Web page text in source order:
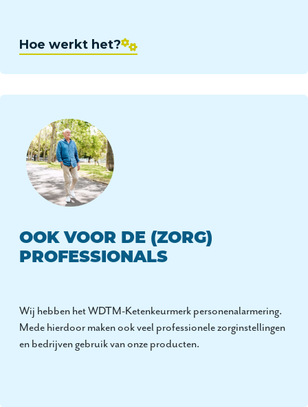
Hoe werkt het?
OOK VOOR DE (ZORG)
PROFESSIONALS
Wij hebben het WDTM-Ketenkeurmerk personenalarmering.
Mede hierdoor maken ook veel professionele zorginstellingen
en bedrijven gebruik van onze producten.